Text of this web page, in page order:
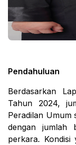
Pendahuluan
Berdasarkan
Tahun 2024,
Peradilan Umum
dengan jumlah
perkara. Kondisi